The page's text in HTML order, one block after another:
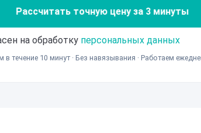
Рассчитать точную цену за 3 минуты
на обработку персональных данных
в течение 10 минут · Без навязывания · Работаем